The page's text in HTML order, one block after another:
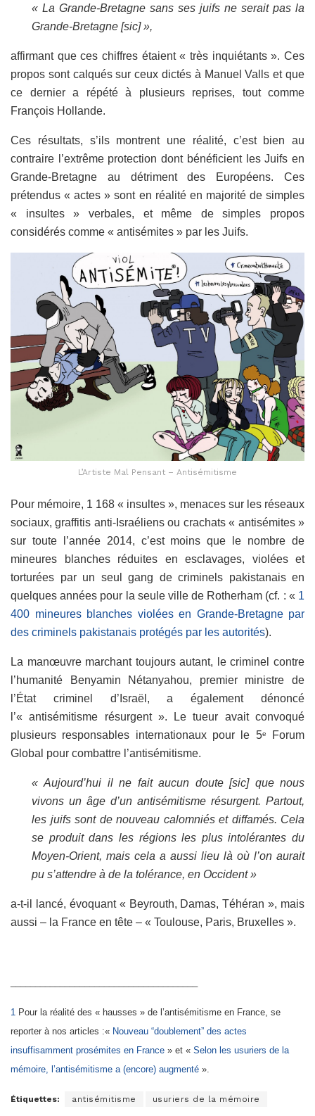
« La Grande-Bretagne sans ses juifs ne serait pas la
Grande-Bretagne [sic] »,
affirmant que ces chiffres étaient « très inquiétants ». Ces
propos sont calqués sur ceux dictés à Manuel Valls et que
ce dernier a répété à plusieurs reprises, tout comme
François Hollande.
Ces résultats, s’ils montrent une réalité, c’est bien au
contraire l’extrême protection dont bénéficient les Juifs en
Grande-Bretagne au détriment des Européens. Ces
prétendus « actes » sont en réalité en majorité de simples
« insultes » verbales, et même de simples propos
considérés comme « antisémites » par les Juifs.
L’Artiste Mal Pensant – Antisémitisme
Pour mémoire, 1 168 « insultes », menaces sur les réseaux
sociaux, graffitis anti-Israéliens ou crachats « antisémites »
sur toute l’année 2014, c’est moins que le nombre de
mineures blanches réduites en esclavages, violées et
torturées par un seul gang de criminels pakistanais en
quelques années pour la seule ville de Rotherham (cf. : « 1
400 mineures blanches violées en Grande-Bretagne par
des criminels pakistanais protégés par les autorités).
La manœuvre marchant toujours autant, le criminel contre
l’humanité Benyamin Nétanyahou, premier ministre de
l’État criminel d’Israël, a également dénoncé
l’« antisémitisme résurgent ». Le tueur avait convoqué
plusieurs responsables internationaux pour le 5e
Forum
Global pour combattre l’antisémitisme.
« Aujourd’hui il ne fait aucun doute [sic] que nous
vivons un âge d’un antisémitisme résurgent. Partout,
les juifs sont de nouveau calomniés et diffamés. Cela
se produit dans les régions les plus intolérantes du
Moyen-Orient, mais cela a aussi lieu là où l’on aurait
pu s’attendre à de la tolérance, en Occident »
a-t-il lancé, évoquant « Beyrouth, Damas, Téhéran », mais
aussi – la France en tête – « Toulouse, Paris, Bruxelles ».
1 Pour la réalité des « hausses » de l’antisémitisme en France, se
reporter à nos articles :« Nouveau “doublement” des actes
insuffisamment prosémites en France » et « Selon les usuriers de la
mémoire, l’antisémitisme a (encore) augmenté ».
Étiquettes: antisémitisme usuriers de la mémoire